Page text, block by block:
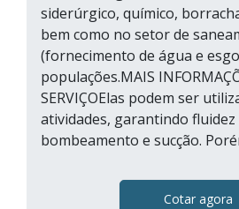
siderúrgico, químico,
bem como no setor de
(fornecimento de água e
populações.MAIS
SERVIÇOElas podem ser
atividades, garantindo fluidez
bombeamento e sucção.
Cotar agora